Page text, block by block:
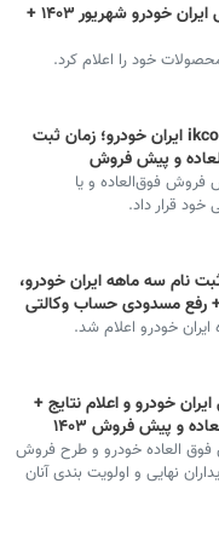
تاریخ قرعه کشی ایران خودرو شهریور ۱۴۰۳ +
خود را اعلام کرد.
سایت ikcosales.ir ایران خودرو؛ زمان ثبت
و پیش فروش
فروش فوق‌العاده و یا
قرار داد.
نام سه ماهه ایران خودرو،
رفع مسدودی حساب وکالتی
خودرو اعلام شد.
خودرو و اعلام نتایج +
و پیش فروش ۱۴۰۳
العاده خودرو و طرح فروش
نهایی و اولویت بندی آنان